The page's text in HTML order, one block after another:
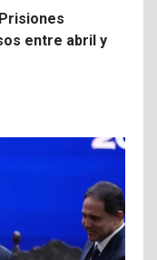
entre abril y